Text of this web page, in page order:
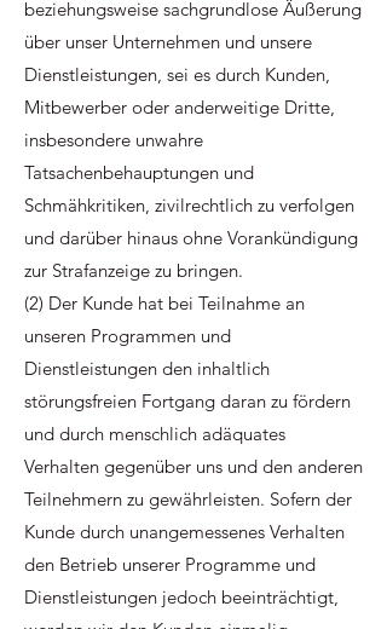
beziehungsweise sachgrundlose Äußerung
über unser Unternehmen und unsere
Dienstleistungen, sei es durch Kunden,
Mitbewerber oder anderweitige Dritte,
insbesondere unwahre
Tatsachenbehauptungen und
Schmähkritiken, zivilrechtlich zu verfolgen
und darüber hinaus ohne Vorankündigung
zur Strafanzeige zu bringen.
(2) Der Kunde hat bei Teilnahme an
unseren Programmen und
Dienstleistungen den inhaltlich
störungsfreien Fortgang daran zu fördern
und durch menschlich adäquates
Verhalten gegenüber uns und den anderen
Teilnehmern zu gewährleisten. Sofern der
Kunde durch unangemessenes Verhalten
den Betrieb unserer Programme und
Dienstleistungen jedoch beeinträchtigt,